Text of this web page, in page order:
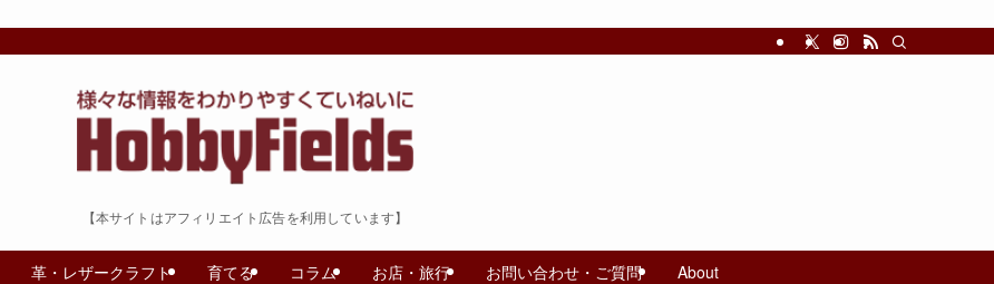
【本サイトはアフィリエイト広告を利用しています】
革・レザークラフト 育てる コラム お店・旅行 お問い合わせ・ご質問
About